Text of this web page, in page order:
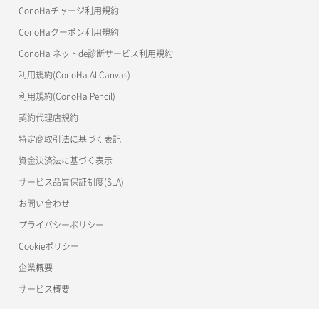
美雲このは徹底ガイド
ConoHaチャージ利用規約
ConoHaクーポン利用規約
ConoHa ネットde診断サービス利用規約
利用規約(ConoHa AI Canvas)
利用規約(ConoHa Pencil)
契約代理店規約
特定商取引法に基づく表記
資金決済法に基づく表示
サービス品質保証制度(SLA)
お問い合わせ
プライバシーポリシー
Cookieポリシー
企業概要
サービス概要